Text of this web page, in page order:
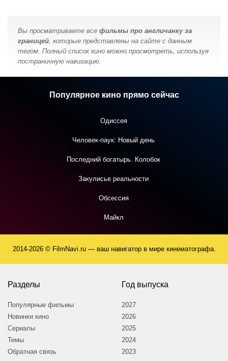
Вы просматриваете все фильмы про англичанку за
границей, которые представлены на сайте с данным
тегом. Полный список кино можно просмотреть, используя
постраничную навигацию.
Популярное кино прямо сейчас
Одиссея
Человек-паук: Новый день
Последний богатырь. Колобок
Закулисье реальности
Обсессия
Майкл
2014-2026 © FilmNavi.ru — ваш навигатор в мире кинематографа.
Разделы
Популярные фильмы
Новинки кино
Сериалы
Темы
Обратная связь
Год выпуска
2027
2026
2025
2024
2023